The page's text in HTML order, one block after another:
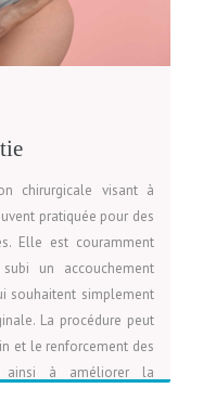
satisfaction élevée
et confiantes dans
chirurgicale visant à
pratiquée pour des
Elle est couramment
un accouchement
souhaitent simplement
La procédure peut
et le renforcement des
ainsi à améliorer la